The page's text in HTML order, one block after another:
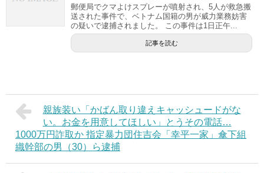
郵便局でクマよけスプレーが噴射され、5人が救急搬
送された事件で、ベトナム国籍の男が威力業務妨害
の疑いで逮捕されました。 この事件は1日正午...
記事を読む
親族装い「かばん取り違えキャッシュードがな
い。お金を用意してほしい」とうその電話…
1000万円詐取か 指定暴力団住吉会「幸平一家」傘下組
織幹部の男（30）ら逮捕